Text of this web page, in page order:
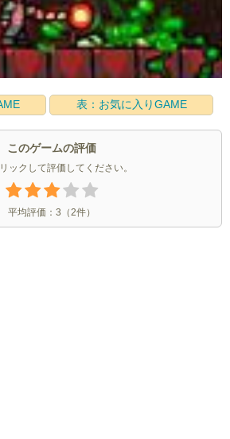
表：お気に入りGAME
このゲームの評価
ックして評価してください。
平均評価： 3 （2件）